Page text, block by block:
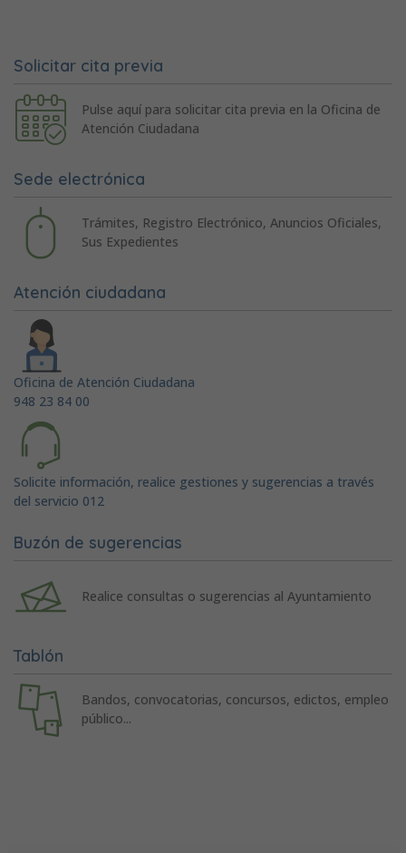
Solicitar cita previa
Pulse aquí para solicitar cita previa en la Oficina de
Atención Ciudadana
Sede electrónica
Trámites, Registro Electrónico, Anuncios Oficiales,
Sus Expedientes
Atención ciudadana
Oficina de Atención Ciudadana
948 23 84 00
Solicite información, realice gestiones y sugerencias a través
del servicio 012
Buzón de sugerencias
Realice consultas o sugerencias al Ayuntamiento
Tablón
Bandos, convocatorias, concursos, edictos, empleo
público...